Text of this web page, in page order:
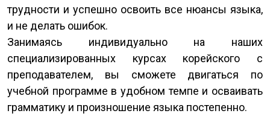
трудности и успешно освоить все нюансы языка,
и не делать ошибок.
Занимаясь индивидуально на наших
специализированных курсах корейского с
преподавателем, вы сможете двигаться по
учебной программе в удобном темпе и осваивать
грамматику и произношение языка постепенно.